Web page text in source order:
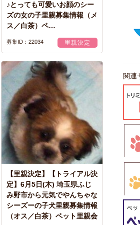
♪とっても可愛いお顔のシー
ズの女の子里親募集情報（メ
ス／白茶）ペ…
募集ID：22034 里親決定
【里親決定】【トライアル決
定】6月5日(木) 埼玉県ふじ
み野市から元気でやんちゃな
シーズーの子犬里親募集情報
（オス／白茶）ペット里親会
関連